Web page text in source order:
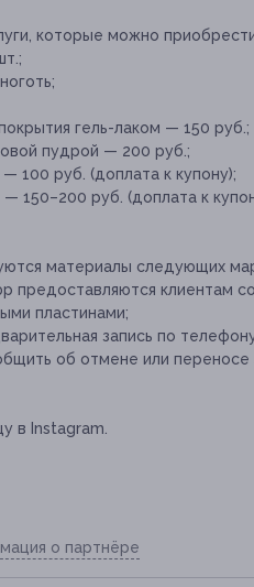
которые можно
гель-лаком — 150 руб.;
пудрой — 200 руб.;
100 руб. (доплата к купону);
150–200 руб. (доплата к
материалы следующих
предоставляются клиентам
пластинами;
запись по
об отмене или переносе
в Instagram.
о партнёре